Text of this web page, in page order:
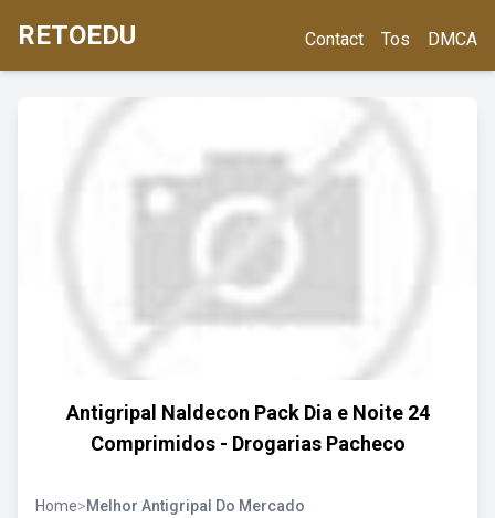
RETOEDU Contact Tos DMCA
Antigripal Naldecon Pack Dia e Noite 24
Comprimidos - Drogarias Pacheco
Home>Melhor Antigripal Do Mercado